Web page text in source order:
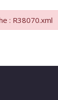
: R38070.xml